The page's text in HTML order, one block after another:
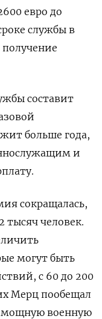
евро до
службы в
составит
больше года,
и
сокращалась,
тысяч человек.
могут быть
с 60 до 200
Мерц пообещал
мощную военную